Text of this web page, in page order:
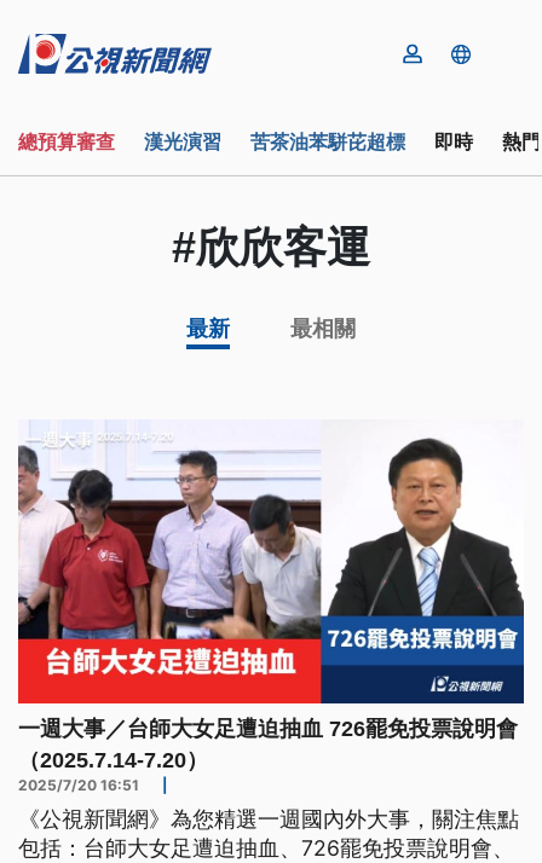
總預算審查 漢光演習 苦茶油苯駢芘超標 即時 熱
#欣欣客運
最新 最相關
一週大事／台師大女足遭迫抽血 726罷免投票說明會
（2025.7.14-7.20）
2025/7/20 16:51
《公視新聞網》為您精選一週國內外大事，關注焦點
包括：台師大女足遭迫抽血、726罷免投票說明會、